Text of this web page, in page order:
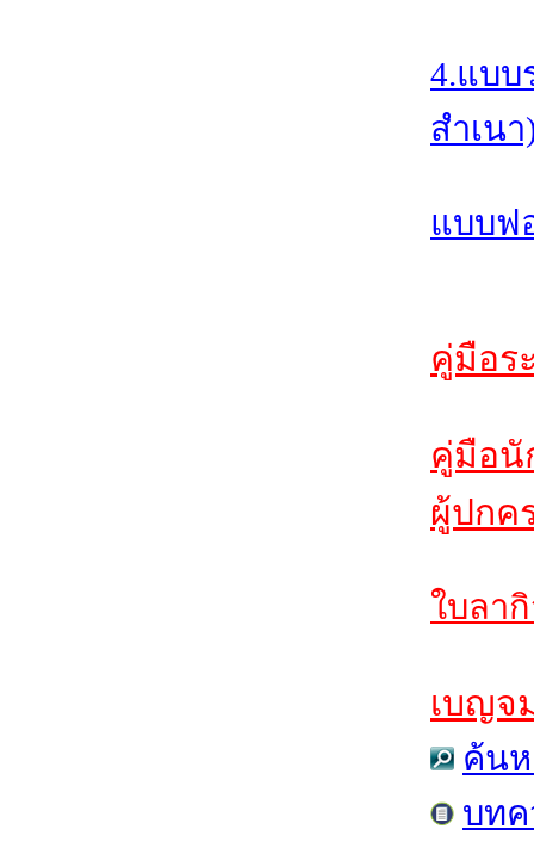
4.แบบ
สำเนา
แบบฟ
คู่มือร
คู่มือนั
ผู้ปกค
ใบลา
เบญจ
ค้นห
บทค